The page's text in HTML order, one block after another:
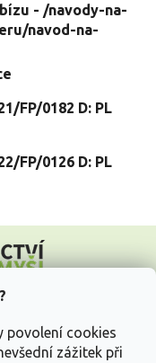
povolení cookies
zážitek při
- /navody-na-
navod-na-
FP/0182 D: PL
FP/0126 D: PL